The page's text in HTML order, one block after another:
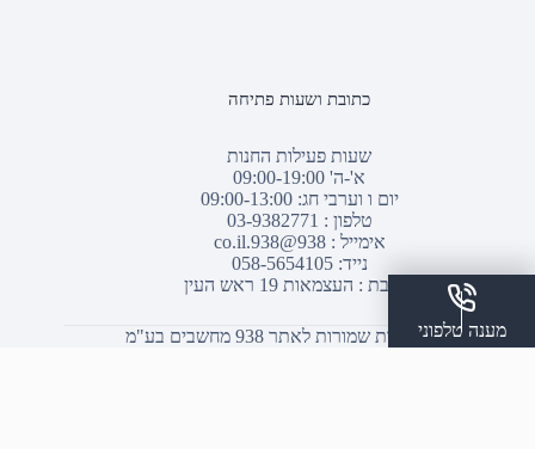
כתובת ושעות פתיחה
שעות פעילות החנות
א'-ה' 09:00-19:00
יום ו וערבי חג: 09:00-13:00
טלפון : 03-9382771
אימייל :938@938.co.il
נייד: 058-5654105
כתובת : העצמאות 19 ראש העין
© כל הזכויות שמורות לאתר 938 מחשבים בע"מ
מענה טלפוני